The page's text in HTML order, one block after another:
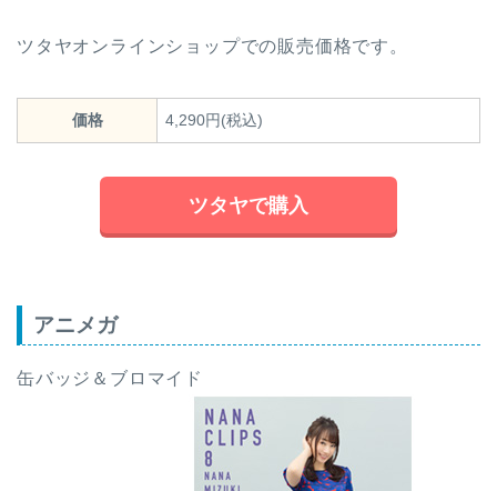
ツタヤオンラインショップでの販売価格です。
価格 4,290円(税込)
ツタヤで購入
アニメガ
缶バッジ＆ブロマイド